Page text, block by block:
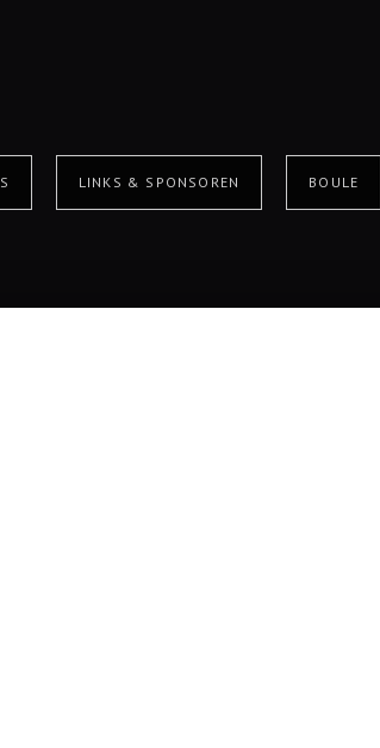
LINKS & SPONSOREN BOULE